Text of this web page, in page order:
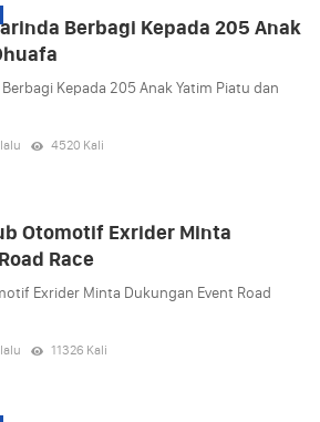
Berbagi Kepada 205 Anak
Kepada 205 Anak Yatim Piatu dan
4520 Kali
Otomotif Exrider Minta
Race
Exrider Minta Dukungan Event Road
11326 Kali